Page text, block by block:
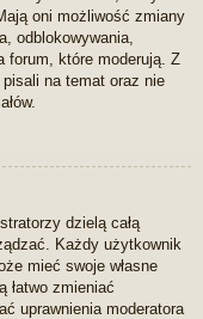
oni możliwość zmiany
odblokowywania,
forum, które moderują. Z
na temat oraz nie
dzielą całą
Każdy użytkownik
mieć swoje własne
łatwo zmieniać
uprawnienia moderatora